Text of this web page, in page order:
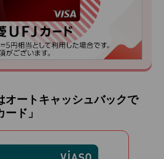
オートキャッシュバックで
ド」